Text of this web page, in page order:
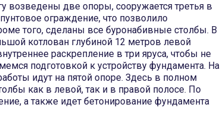
возведены две опоры, сооружается третья в
ограждение, что позволило
того, сделаны все буронабивные столбы. В
котлован глубиной 12 метров левой
раскрепление в три яруса, чтобы не
подготовкой к устройству фундамента. На
идут на пятой опоре. Здесь в полном
как в левой, так и в правой полосе. По
а также идет бетонирование фундамента